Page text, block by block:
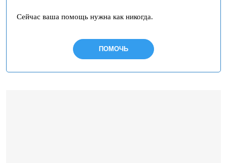
Сейчас ваша помощь нужна как никогда.
ПОМОЧЬ